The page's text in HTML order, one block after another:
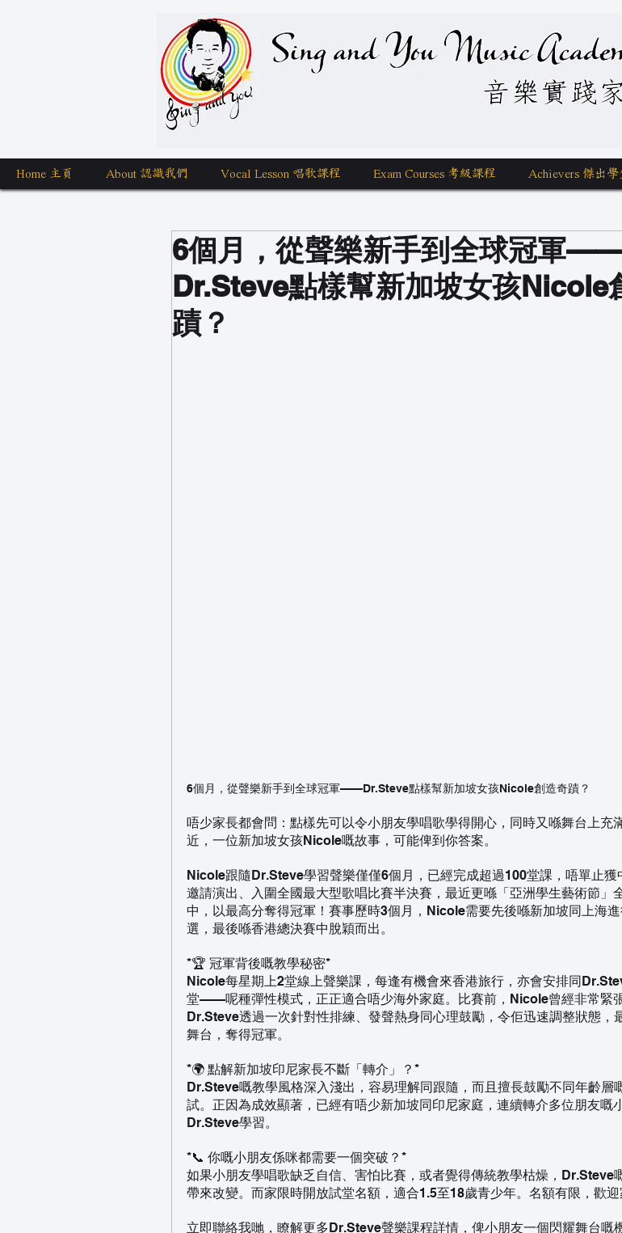
Sing and You Music Academy 學唱歌
Home 主頁 About 認識我們 Vocal Lesson 唱歌課程 Exam Courses 考級課程 Achievers 傑出學
6個月，從聲樂新手到全球冠軍
Dr.Steve點樣幫新加坡女孩Nicole
蹟？
6個月，從聲樂新手到全球冠軍——Dr.Steve點樣幫新加坡女孩Nicole創造奇蹟？
唔少家長都會問：點樣先可以令小朋友學唱歌學得開心，同時又喺舞台上充
近，一位新加坡女孩Nicole嘅故事，可能俾到你答案。
Nicole跟隨Dr.Steve學習聲樂僅僅6個月，已經完成超過100堂課，唔單止獲
邀請演出、入圍全國最大型歌唱比賽半決賽，最近更喺「亞洲學生藝術節」
中，以最高分奪得冠軍！賽事歷時3個月，Nicole需要先後喺新加坡同上海
選，最後喺香港總決賽中脫穎而出。
*🏆 冠軍背後嘅教學秘密*
Nicole每星期上2堂線上聲樂課，每逢有機會來香港旅行，亦會安排同
堂——呢種彈性模式，正正適合唔少海外家庭。比賽前，Nicole曾經非常緊
Dr.Steve透過一次針對性排練、發聲熱身同心理鼓勵，令佢迅速調整狀態，
舞台，奪得冠軍。
*🌍 點解新加坡印尼家長不斷「轉介」？*
Dr.Steve嘅教學風格深入淺出，容易理解同跟隨，而且擅長鼓勵不同年齡層
試。正因為成效顯著，已經有唔少新加坡同印尼家庭，連續轉介多位朋友嘅
Dr.Steve學習。
*📞 你嘅小朋友係咪都需要一個突破？*
如果小朋友學唱歌缺乏自信、害怕比賽，或者覺得傳統教學枯燥，Dr.Steve
帶來改變。而家限時開放試堂名額，適合1.5至18歲青少年。名額有限，歡迎
立即聯絡我哋，瞭解更多Dr.Steve聲樂課程詳情，俾小朋友一個閃耀舞台嘅